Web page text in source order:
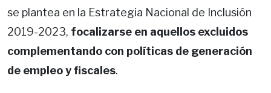
se plantea en la Estrategia Nacional de Inclusión
2019-2023, focalizarse en aquellos excluidos
complementando con políticas de generación
de empleo y fiscales.